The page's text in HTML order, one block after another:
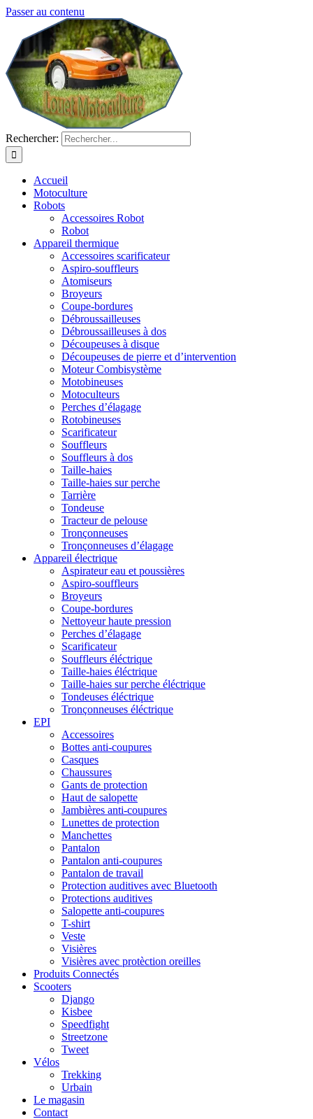
Passer au contenu
Rechercher:
Accueil
Motoculture
Robots
Accessoires Robot
Robot
Appareil thermique
Accessoires scarificateur
Aspiro-souffleurs
Atomiseurs
Broyeurs
Coupe-bordures
Débroussailleuses
Débroussailleuses à dos
Découpeuses à disque
Découpeuses de pierre et d’intervention
Moteur Combisystème
Motobineuses
Motoculteurs
Perches d’élagage
Rotobineuses
Scarificateur
Souffleurs
Souffleurs à dos
Taille-haies
Taille-haies sur perche
Tarrière
Tondeuse
Tracteur de pelouse
Tronçonneuses
Tronçonneuses d’élagage
Appareil électrique
Aspirateur eau et poussières
Aspiro-souffleurs
Broyeurs
Coupe-bordures
Nettoyeur haute pression
Perches d’élagage
Scarificateur
Souffleurs éléctrique
Taille-haies éléctrique
Taille-haies sur perche éléctrique
Tondeuses éléctrique
Tronçonneuses éléctrique
EPI
Accessoires
Bottes anti-coupures
Casques
Chaussures
Gants de protection
Haut de salopette
Jambières anti-coupures
Lunettes de protection
Manchettes
Pantalon
Pantalon anti-coupures
Pantalon de travail
Protection auditives avec Bluetooth
Protections auditives
Salopette anti-coupures
T-shirt
Veste
Visières
Visières avec protèction oreilles
Produits Connectés
Scooters
Django
Kisbee
Speedfight
Streetzone
Tweet
Vélos
Trekking
Urbain
Le magasin
Contact